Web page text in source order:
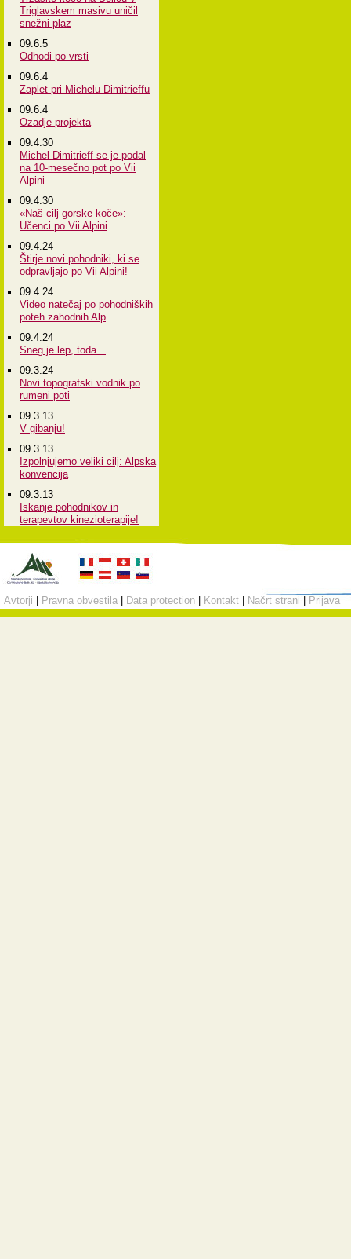
Triglavskem masivu uničil
snežni plaz
09.6.5
Odhodi po vrsti
09.6.4
Zaplet pri Michelu Dimitrieffu
09.6.4
Ozadje projekta
09.4.30
Michel Dimitrieff se je podal
na 10-mesečno pot po Vii
Alpini
09.4.30
«Naš cilj gorske koče»:
Učenci po Vii Alpini
09.4.24
Štirje novi pohodniki, ki se
odpravljajo po Vii Alpini!
09.4.24
Video natečaj po pohodniških
poteh zahodnih Alp
09.4.24
Sneg je lep, toda...
09.3.24
Novi topografski vodnik po
rumeni poti
09.3.13
V gibanju!
09.3.13
Izpolnjujemo veliki cilj: Alpska
konvencija
09.3.13
Iskanje pohodnikov in
terapevtov kinezioterapije!
Avtorji Pravna obvestila Data protection Kontakt Načrt strani Prijava